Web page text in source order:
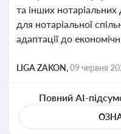
та інших
для нотаріальної
адаптації до
LIGA ZAKON,09 червня
Повний AI-